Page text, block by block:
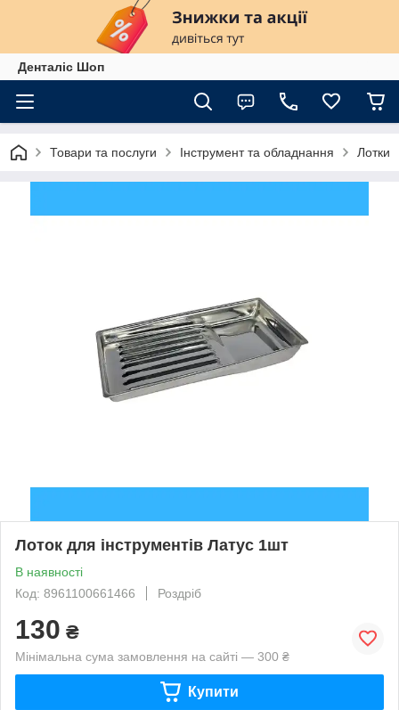
Денталіс Шоп
Товари та послуги Інструмент та обладнання Лотки
Лоток для інструментів Латус 1шт
В наявності
Код: 8961100661466
Роздріб
130 ₴
Мінімальна сума замовлення на сайті — 300 ₴
Купити